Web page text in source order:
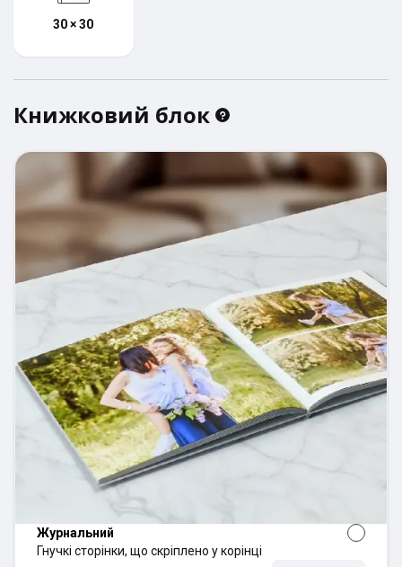
30 × 30
Книжковий блок
Журнальний
Гнучкі сторінки, що скріплено у корінці